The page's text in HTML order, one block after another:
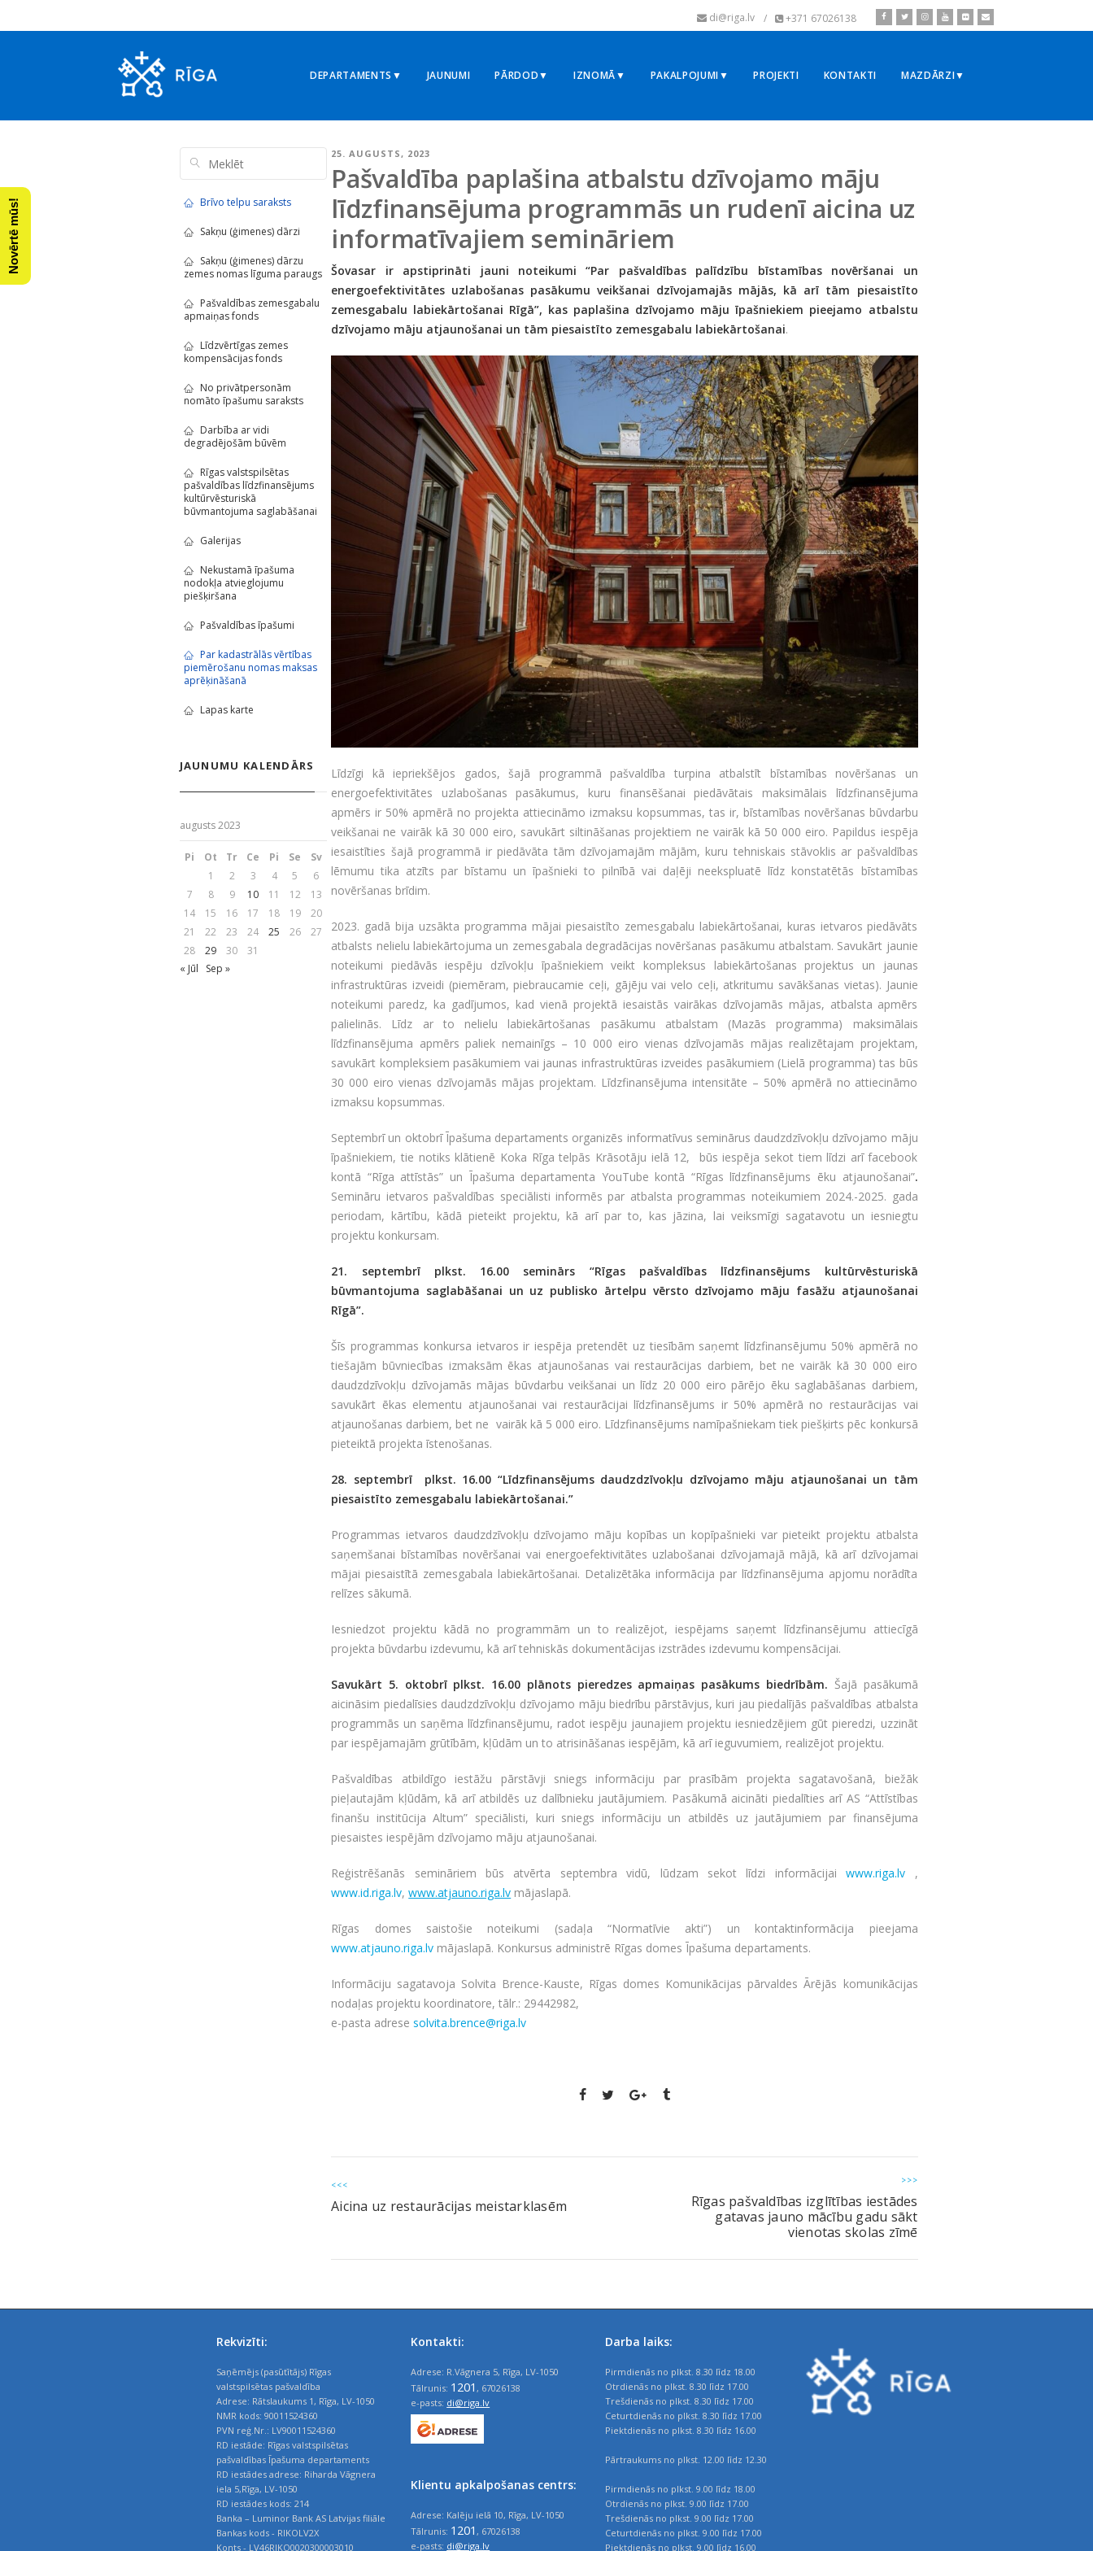
di@riga.lv / +371 67026138
DEPARTAMENTS▼ JAUNUMI PĀRDOD▼ IZNOMĀ▼ PAKALPOJUMI▼ PROJEKTI KONTAKTI MAZDĀRZI▼
25. AUGUSTS, 2023
Pašvaldība paplašina atbalstu dzīvojamo māju
līdzfinansējuma programmās un rudenī aicina uz
informatīvajiem semināriem
Šovasar ir apstiprināti jauni noteikumi “Par pašvaldības palīdzību bīstamības novēršanai un
energoefektivitātes uzlabošanas pasākumu veikšanai dzīvojamajās mājās, kā arī tām piesaistīto
zemesgabalu labiekārtošanai Rīgā”, kas paplašina dzīvojamo māju īpašniekiem pieejamo atbalstu
dzīvojamo māju atjaunošanai un tām piesaistīto zemesgabalu labiekārtošanai.
Līdzīgi kā iepriekšējos gados, šajā programmā pašvaldība turpina atbalstīt bīstamības novēršanas un
energoefektivitātes uzlabošanas pasākumus, kuru finansēšanai piedāvātais maksimālais līdzfinansējuma
apmērs ir 50% apmērā no projekta attiecināmo izmaksu kopsummas, tas ir, bīstamības novēršanas būvdarbu
veikšanai ne vairāk kā 30 000 eiro, savukārt siltināšanas projektiem ne vairāk kā 50 000 eiro. Papildus iespēja
iesaistīties šajā programmā ir piedāvāta tām dzīvojamajām mājām, kuru tehniskais stāvoklis ar pašvaldības
lēmumu tika atzīts par bīstamu un īpašnieki to pilnībā vai daļēji neekspluatē līdz konstatētās bīstamības
novēršanas brīdim.
2023. gadā bija uzsākta programma mājai piesaistīto zemesgabalu labiekārtošanai, kuras ietvaros piedāvāts
atbalsts nelielu labiekārtojuma un zemesgabala degradācijas novēršanas pasākumu atbalstam. Savukārt jaunie
noteikumi piedāvās iespēju dzīvokļu īpašniekiem veikt kompleksus labiekārtošanas projektus un jaunas
infrastruktūras izveidi (piemēram, piebraucamie ceļi, gājēju vai velo ceļi, atkritumu savākšanas vietas). Jaunie
noteikumi paredz, ka gadījumos, kad vienā projektā iesaistās vairākas dzīvojamās mājas, atbalsta apmērs
palielinās. Līdz ar to nelielu labiekārtošanas pasākumu atbalstam (Mazās programma) maksimālais
līdzfinansējuma apmērs paliek nemainīgs – 10 000 eiro vienas dzīvojamās mājas realizētajam projektam,
savukārt kompleksiem pasākumiem vai jaunas infrastruktūras izveides pasākumiem (Lielā programma) tas būs
30 000 eiro vienas dzīvojamās mājas projektam. Līdzfinansējuma intensitāte – 50% apmērā no attiecināmo
izmaksu kopsummas.
Septembrī un oktobrī Īpašuma departaments organizēs informatīvus seminārus daudzdzīvokļu dzīvojamo māju
īpašniekiem, tie notiks klātienē Koka Rīga telpās Krāsotāju ielā 12, būs iespēja sekot tiem līdzi arī facebook
kontā “Rīga attīstās” un Īpašuma departamenta YouTube kontā “Rīgas līdzfinansējums ēku atjaunošanai”.
Semināru ietvaros pašvaldības speciālisti informēs par atbalsta programmas noteikumiem 2024.-2025. gada
periodam, kārtību, kādā pieteikt projektu, kā arī par to, kas jāzina, lai veiksmīgi sagatavotu un iesniegtu
projektu konkursam.
21. septembrī plkst. 16.00 seminārs “Rīgas pašvaldības līdzfinansējums kultūrvēsturiskā
būvmantojuma saglabāšanai un uz publisko ārtelpu vērsto dzīvojamo māju fasāžu atjaunošanai
Rīgā”.
Šīs programmas konkursa ietvaros ir iespēja pretendēt uz tiesībām saņemt līdzfinansējumu 50% apmērā no
tiešajām būvniecības izmaksām ēkas atjaunošanas vai restaurācijas darbiem, bet ne vairāk kā 30 000 eiro
daudzdzīvokļu dzīvojamās mājas būvdarbu veikšanai un līdz 20 000 eiro pārējo ēku saglabāšanas darbiem,
savukārt ēkas elementu atjaunošanai vai restaurācijai līdzfinansējums ir 50% apmērā no restaurācijas vai
atjaunošanas darbiem, bet ne vairāk kā 5 000 eiro. Līdzfinansējums namīpašniekam tiek piešķirts pēc konkursā
pieteiktā projekta īstenošanas.
28. septembrī plkst. 16.00 “Līdzfinansējums daudzdzīvokļu dzīvojamo māju atjaunošanai un tām
piesaistīto zemesgabalu labiekārtošanai.”
Programmas ietvaros daudzdzīvokļu dzīvojamo māju kopības un kopīpašnieki var pieteikt projektu atbalsta
saņemšanai bīstamības novēršanai vai energoefektivitātes uzlabošanai dzīvojamajā mājā, kā arī dzīvojamai
mājai piesaistītā zemesgabala labiekārtošanai. Detalizētāka informācija par līdzfinansējuma apjomu norādīta
relīzes sākumā.
Iesniedzot projektu kādā no programmām un to realizējot, iespējams saņemt līdzfinansējumu attiecīgā
projekta būvdarbu izdevumu, kā arī tehniskās dokumentācijas izstrādes izdevumu kompensācijai.
Savukārt 5. oktobrī plkst. 16.00 plānots pieredzes apmaiņas pasākums biedrībām. Šajā pasākumā
aicināsim piedalīsies daudzdzīvokļu dzīvojamo māju biedrību pārstāvjus, kuri jau piedalījās pašvaldības atbalsta
programmās un saņēma līdzfinansējumu, radot iespēju jaunajiem projektu iesniedzējiem gūt pieredzi, uzzināt
par iespējamajām grūtībām, kļūdām un to atrisināšanas iespējām, kā arī ieguvumiem, realizējot projektu.
Pašvaldības atbildīgo iestāžu pārstāvji sniegs informāciju par prasībām projekta sagatavošanā, biežāk
pieļautajām kļūdām, kā arī atbildēs uz dalībnieku jautājumiem. Pasākumā aicināti piedalīties arī AS “Attīstības
finanšu institūcija Altum” speciālisti, kuri sniegs informāciju un atbildēs uz jautājumiem par finansējuma
piesaistes iespējām dzīvojamo māju atjaunošanai.
Reģistrēšanās semināriem būs atvērta septembra vidū, lūdzam sekot līdzi informācijaiwww.riga.lv ,
www.id.riga.lv,www.atjauno.riga.lv mājaslapā.
Rīgas domes saistošie noteikumi (sadaļa “Normatīvie akti”) un kontaktinformācija pieejama
www.atjauno.riga.lv mājaslapā. Konkursus administrē Rīgas domes Īpašuma departaments.
Informāciju sagatavoja Solvita Brence-Kauste, Rīgas domes Komunikācijas pārvaldes Ārējās komunikācijas
nodaļas projektu koordinatore, tālr.: 29442982,
e-pasta adresesolvita.brence@riga.lv
<<<
Aicina uz restaurācijas meistarklasēm
>>>
Rīgas pašvaldības izglītības iestādes
gatavas jauno mācību gadu sākt
vienotas skolas zīmē
Brīvo telpu saraksts
Sakņu (ģimenes) dārzi
Sakņu (ģimenes) dārzu
zemes nomas līguma paraugs
Pašvaldības zemesgabalu
apmaiņas fonds
Līdzvērtīgas zemes
kompensācijas fonds
No privātpersonām
nomāto īpašumu saraksts
Darbība ar vidi
degradējošām būvēm
Rīgas valstspilsētas
pašvaldības līdzfinansējums
kultūrvēsturiskā
būvmantojuma saglabāšanai
Galerijas
Nekustamā īpašuma
nodokļa atvieglojumu
piešķiršana
Pašvaldības īpašumi
Par kadastrālās vērtības
piemērošanu nomas maksas
aprēķināšanā
Lapas karte
JAUNUMU KALENDĀRS
augusts 2023
Pi Ot Tr Ce Pi Se
Sv
1
2 3 4 5
6
7
8 9 10 11 12
13
14
15 16 17 18 19
20
21
22 23 24 25 26
27
28
29 30
31
« Jūl
Sep »
Rekvizīti:
Saņēmējs (pasūtītājs) Rīgas
valstspilsētas pašvaldība
Adrese: Rātslaukums 1, Rīga, LV-1050
NMR kods: 90011524360
PVN reģ.Nr.: LV90011524360
RD iestāde: Rīgas valstspilsētas
pašvaldības Īpašuma departaments
RD iestādes adrese: Riharda Vāgnera
iela 5,Rīga, LV-1050
RD iestādes kods: 214
Banka – Luminor Bank AS Latvijas filiāle
Bankas kods - RIKOLV2X
Konts - LV46RIKO0020300003010
Kontakti:
Adrese: R.Vāgnera 5, Rīga, LV-1050
Tālrunis: 1201 , 67026138
e-pasts: di@riga.lv
Klientu apkalpošanas centrs:
Adrese: Kalēju ielā 10, Rīga, LV-1050
Tālrunis: 1201 , 67026138
e-pasts: di@riga.lv
Darba laiks:
Pirmdienās no plkst. 8.30 līdz 18.00
Otrdienās no plkst. 8.30 līdz 17.00
Trešdienās no plkst. 8.30 līdz 17.00
Ceturtdienās no plkst. 8.30 līdz 17.00
Piektdienās no plkst. 8.30 līdz 16.00
Pārtraukums no plkst. 12.00 līdz 12.30
Pirmdienās no plkst. 9.00 līdz 18.00
Otrdienās no plkst. 9.00 līdz 17.00
Trešdienās no plkst. 9.00 līdz 17.00
Ceturtdienās no plkst. 9.00 līdz 17.00
Piektdienās no plkst. 9.00 līdz 16.00
Novērtē mūs!